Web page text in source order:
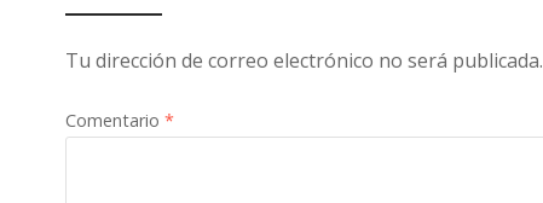
Tu dirección de correo electrónico no será publicada.
Comentario *